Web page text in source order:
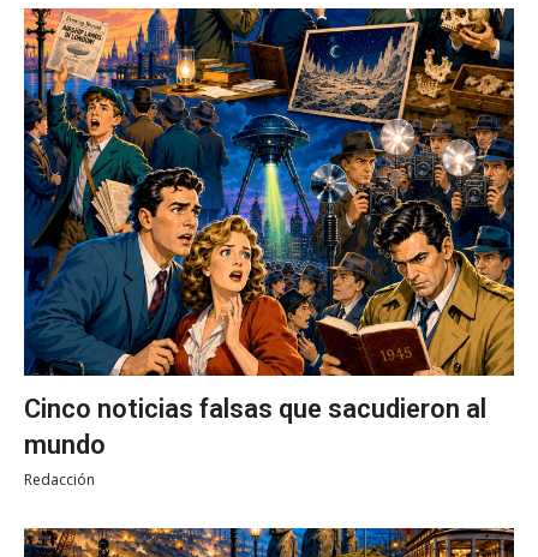
Cinco noticias falsas que sacudieron al
mundo
Redacción